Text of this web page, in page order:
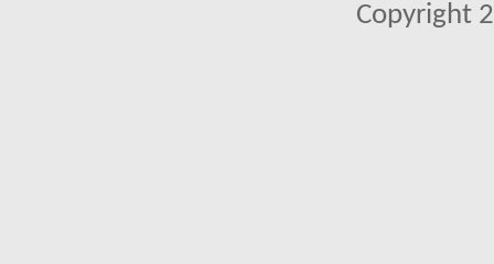
Copyright